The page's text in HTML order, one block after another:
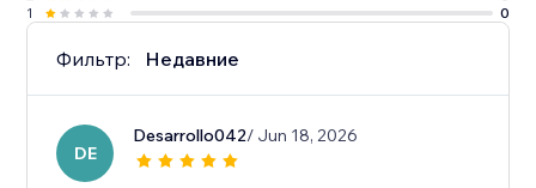
1
0
Фильтр: Недавние
DE
Desarrollo042/ Jun 18, 2026